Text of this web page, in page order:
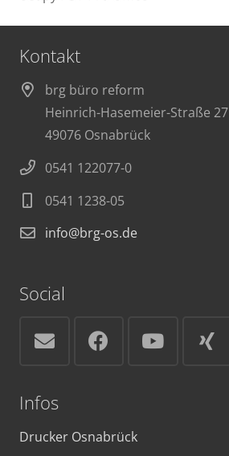
Kontakt
brg büro reform
Heinrich-Hasemeier-Straße 27
49076 Osnabrück
0541 122077-0
0541 1238-05
info@brg-os.de
Social
Infos
Drucker Osnabrück